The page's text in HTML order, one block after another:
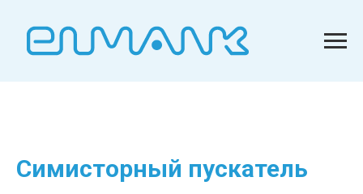
Симисторный пускатель